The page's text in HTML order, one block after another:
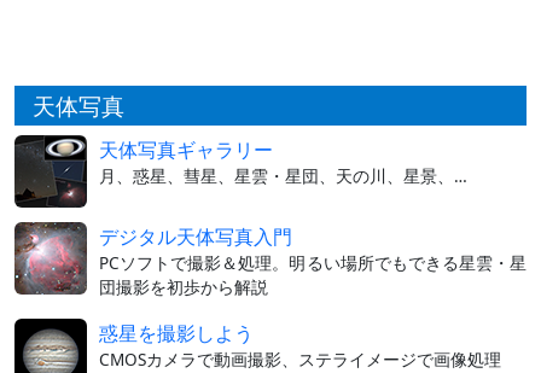
天体写真
天体写真ギャラリー
月、惑星、彗星、星雲・星団、天の川、星景、…
デジタル天体写真入門
PCソフトで撮影＆処理。明るい場所でもできる星雲・星
団撮影を初歩から解説
惑星を撮影しよう
CMOSカメラで動画撮影、ステライメージで画像処理